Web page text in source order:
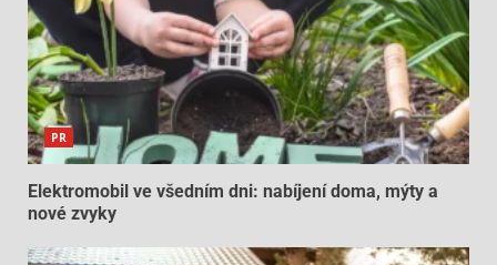
PR
Elektromobil ve všedním dni: nabíjení doma, mýty a
nové zvyky